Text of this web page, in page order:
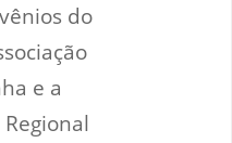
do
e a